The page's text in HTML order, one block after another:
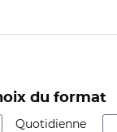
du format
Quotidienne